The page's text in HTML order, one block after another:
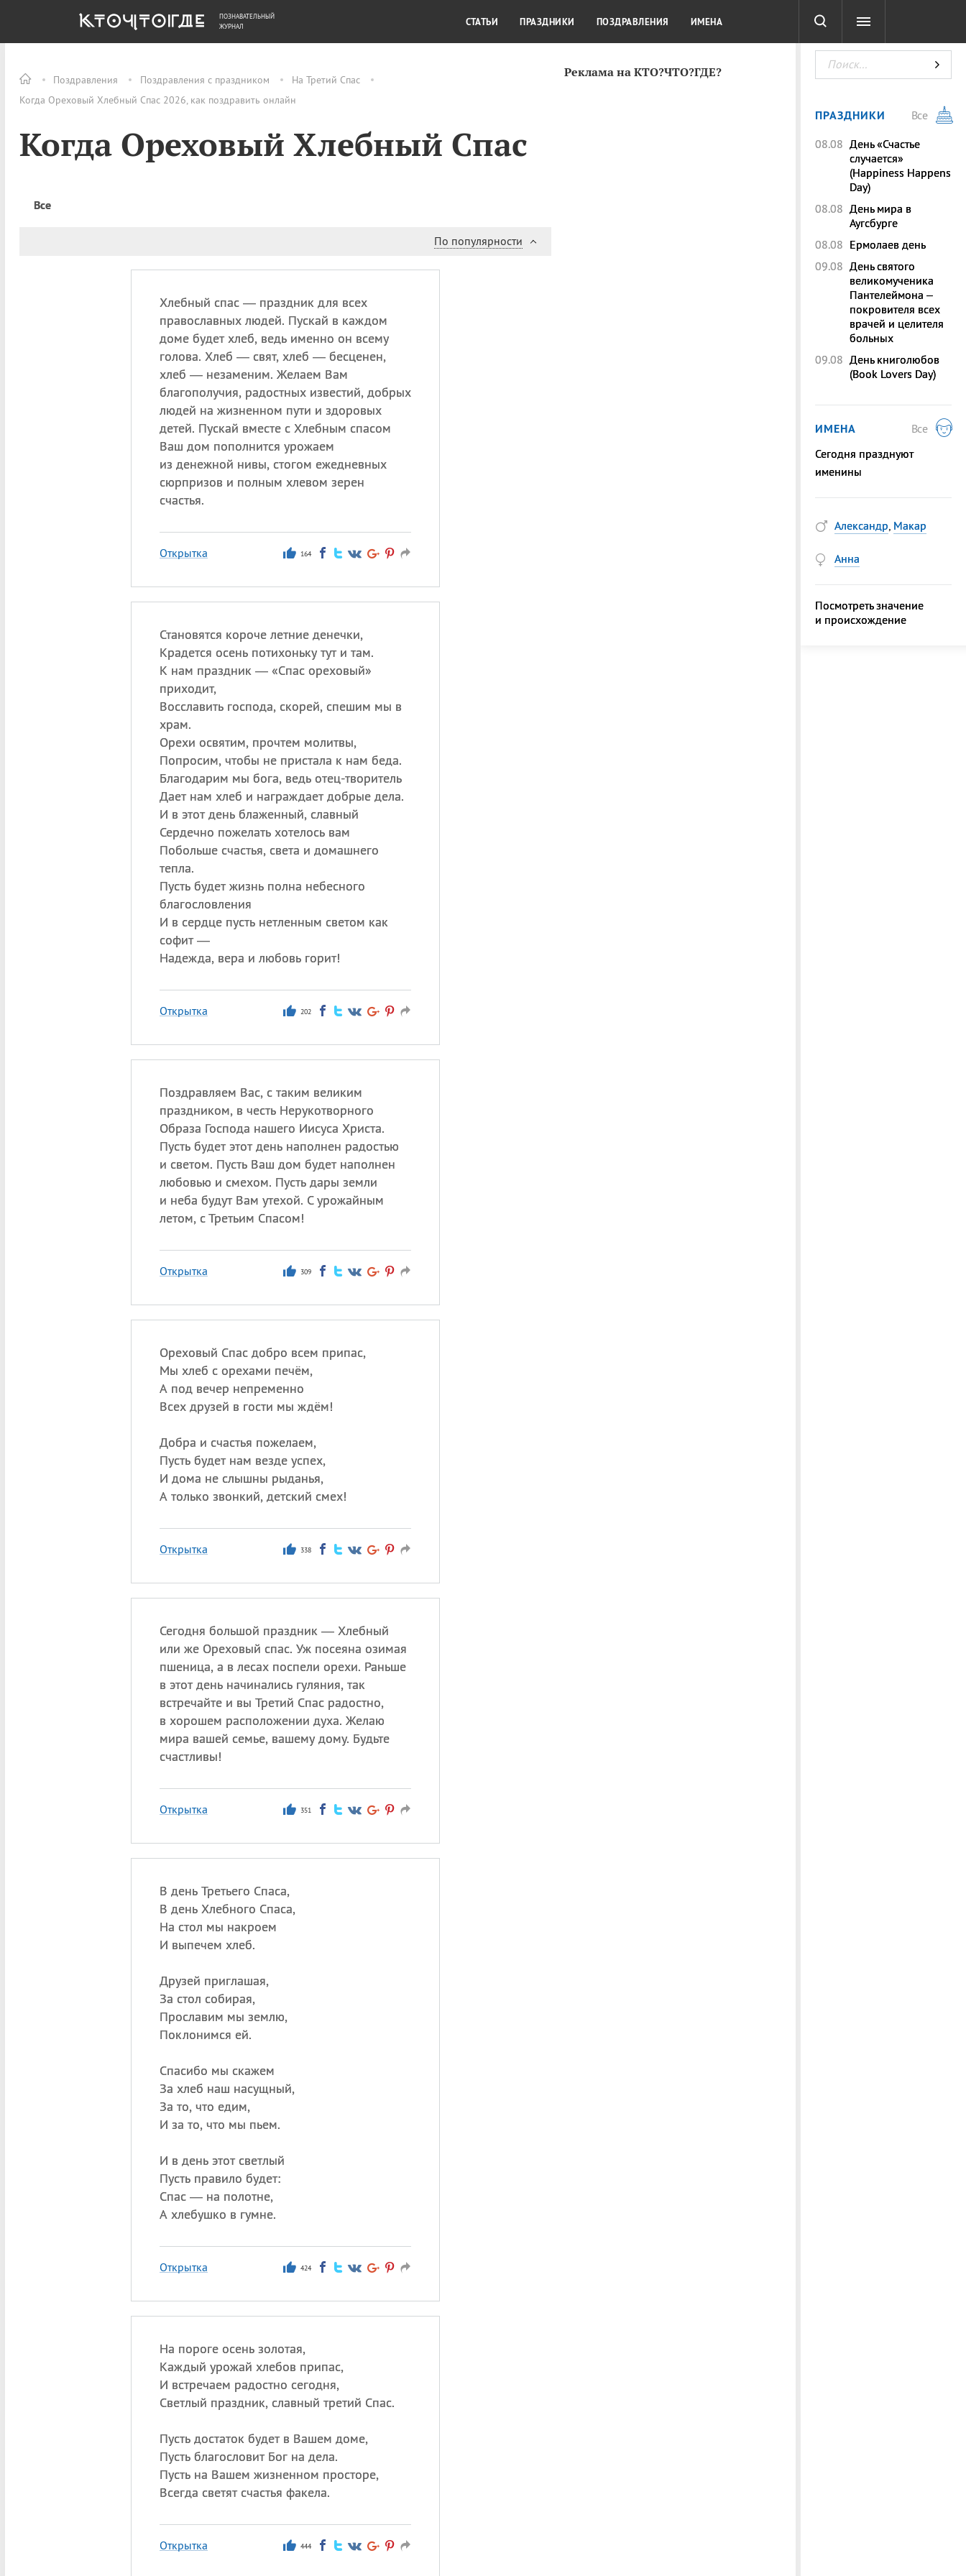
Поздравления Поздравления с праздником
На Третий Спас
Когда Ореховый Хлебный Спас 2026, как поздравить онлайн
Когда Ореховый Хлебный Спас
Все
По популярности
Хлебный спас — праздник для всех
православных людей. Пускай в каждом
доме будет хлеб, ведь именно он всему
голова. Хлеб — свят, хлеб — бесценен,
хлеб — незаменим. Желаем Вам
благополучия, радостных известий, добрых
людей на жизненном пути и здоровых
детей. Пускай вместе с Хлебным спасом
Ваш дом пополнится урожаем
из денежной нивы, стогом ежедневных
сюрпризов и полным хлевом зерен
счастья.
Открытка 164
Становятся короче летние денечки,
Крадется осень потихоньку тут и там.
К нам праздник — «Спас ореховый»
приходит,
Восславить господа, скорей, спешим мы в
храм.
Орехи освятим, прочтем молитвы,
Попросим, чтобы не пристала к нам беда.
Благодарим мы бога, ведь отец-творитель
Дает нам хлеб и награждает добрые дела.
И в этот день блаженный, славный
Сердечно пожелать хотелось вам
Побольше счастья, света и домашнего
тепла.
Пусть будет жизнь полна небесного
благословления
И в сердце пусть нетленным светом как
софит —
Надежда, вера и любовь горит!
Открытка 202
Поздравляем Вас, с таким великим
праздником, в честь Нерукотворного
Образа Господа нашего Иисуса Христа.
Пусть будет этот день наполнен радостью
и светом. Пусть Ваш дом будет наполнен
любовью и смехом. Пусть дары земли
и неба будут Вам утехой. С урожайным
летом, с Третьим Спасом!
Открытка 309
Ореховый Спас добро всем припас,
Мы хлеб с орехами печём,
А под вечер непременно
Всех друзей в гости мы ждём!
Добра и счастья пожелаем,
Пусть будет нам везде успех,
И дома не слышны рыданья,
А только звонкий, детский смех!
Открытка 338
Сегодня большой праздник — Хлебный
или же Ореховый спас. Уж посеяна озимая
пшеница, а в лесах поспели орехи. Раньше
в этот день начинались гуляния, так
встречайте и вы Третий Спас радостно,
в хорошем расположении духа. Желаю
мира вашей семье, вашему дому. Будьте
счастливы!
Открытка 351
В день Третьего Спаса,
В день Хлебного Спаса,
На стол мы накроем
И выпечем хлеб.
Друзей приглашая,
За стол собирая,
Прославим мы землю,
Поклонимся ей.
Спасибо мы скажем
За хлеб наш насущный,
За то, что едим,
И за то, что мы пьем.
И в день этот светлый
Пусть правило будет:
Спас — на полотне,
А хлебушко в гумне.
Открытка 424
На пороге осень золотая,
Каждый урожай хлебов припас,
И встречаем радостно сегодня,
Светлый праздник, славный третий Спас.
Пусть достаток будет в Вашем доме,
Пусть благословит Бог на дела.
Пусть на Вашем жизненном просторе,
Всегда светят счастья факела.
Открытка 444
Реклама на КТО?ЧТО?ГДЕ?
ОБЩЕСТВО ДЕНЬГИ КУЛЬТУРА КРАСОТА ТЕСТЫ
ПОЗНАВАТЕЛЬНЫЙ
ЖУРНАЛ
СТАТЬИ ПРАЗДНИКИ ПОЗДРАВЛЕНИЯ ИМЕНА
ПРАЗДНИКИ
Все
08.08 День «Счастье
случается»
(Happiness Happens
Day)
08.08 День мира в
Аугсбурге
08.08 Ермолаев день
09.08 День святого
великомученика
Пантелеймона –
покровителя всех
врачей и целителя
больных
09.08 День книголюбов
(Book Lovers Day)
ИМЕНА
Все
Сегодня празднуют
именины
Александр, Макар
Анна
Посмотреть значение
и происхождение